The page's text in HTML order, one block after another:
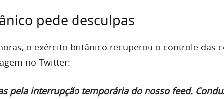
pede desculpas
o exército britânico recuperou o controle das
no Twitter:
pela interrupção temporária do nosso feed.